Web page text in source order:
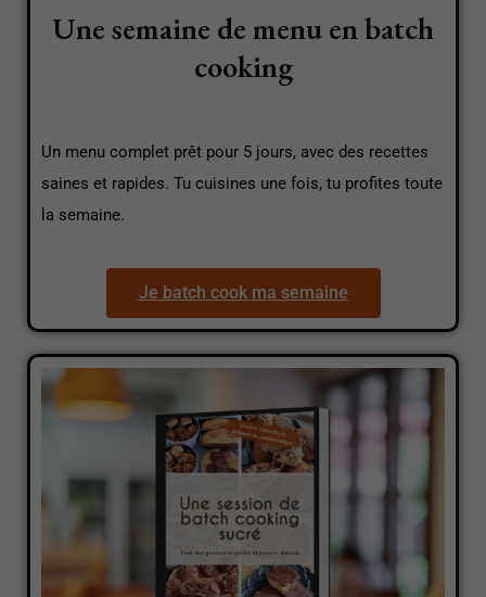
Une semaine de menu en batch
cooking
Un menu complet prêt pour 5 jours, avec des recettes
saines et rapides. Tu cuisines une fois, tu profites toute
la semaine.
Je batch cook ma semaine